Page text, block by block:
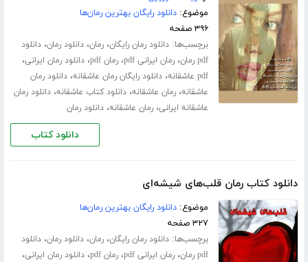
موضوع:دانلود رایگان بهترین رمان‌ها
۳۹۶ صفحه
برچسب‌ها:دانلود رمان رایگان،رمان،دانلود رمان،دانلود
pdf رمان
،رمان ایرانی pdf ،رمان pdf ،دانلود رمان ایرانی،
pdf عاشقانه ،دانلود رایگان رمان عاشقانه،دانلود رمان
عاشقانه،رمان عاشقانه،دانلود کتاب عاشقانه،دانلود رمان
عاشقانه ایرانی،رمان عاشقانه،دانلود رمان
دانلود کتاب
دانلود کتاب رمان قلب‌های شیشه‌ای
موضوع:دانلود رایگان بهترین رمان‌ها
۳۲۷ صفحه
برچسب‌ها:دانلود رمان رایگان،رمان،دانلود رمان،دانلود
pdf رمان
،رمان ایرانی pdf ،رمان pdf ،دانلود رمان ایرانی،